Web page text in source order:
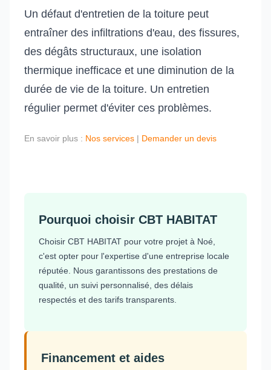
Un défaut d'entretien de la toiture peut
entraîner des infiltrations d'eau, des fissures,
des dégâts structuraux, une isolation
thermique inefficace et une diminution de la
durée de vie de la toiture. Un entretien
régulier permet d'éviter ces problèmes.
En savoir plus : Nos services | Demander un devis
Pourquoi choisir CBT HABITAT
Choisir CBT HABITAT pour votre projet à Noé,
c'est opter pour l'expertise d'une entreprise locale
réputée. Nous garantissons des prestations de
qualité, un suivi personnalisé, des délais
respectés et des tarifs transparents.
Financement et aides